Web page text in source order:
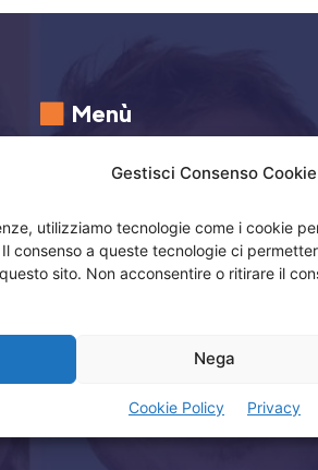
Gestisci Consenso Cookie
utilizziamo tecnologie come i cookie
consenso a queste tecnologie ci
sito. Non acconsentire o ritirare il
Nega
Cookie Policy Privacy
Menù
Privacy
Iscrizione Newsletter
Cookie Policy (UE)